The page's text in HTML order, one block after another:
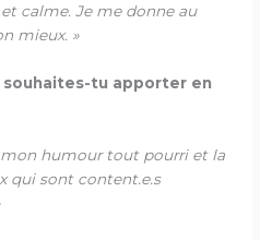
calme. Je me donne au
mieux. »
souhaites-tu apporter en
mon humour tout pourri et la
qui sont content.e.s